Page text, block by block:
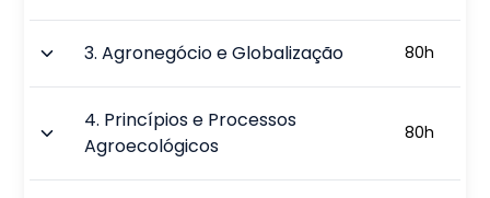
3.Agronegócio e Globalização 80h
4. Princípios e Processos
Agroecológicos
80h